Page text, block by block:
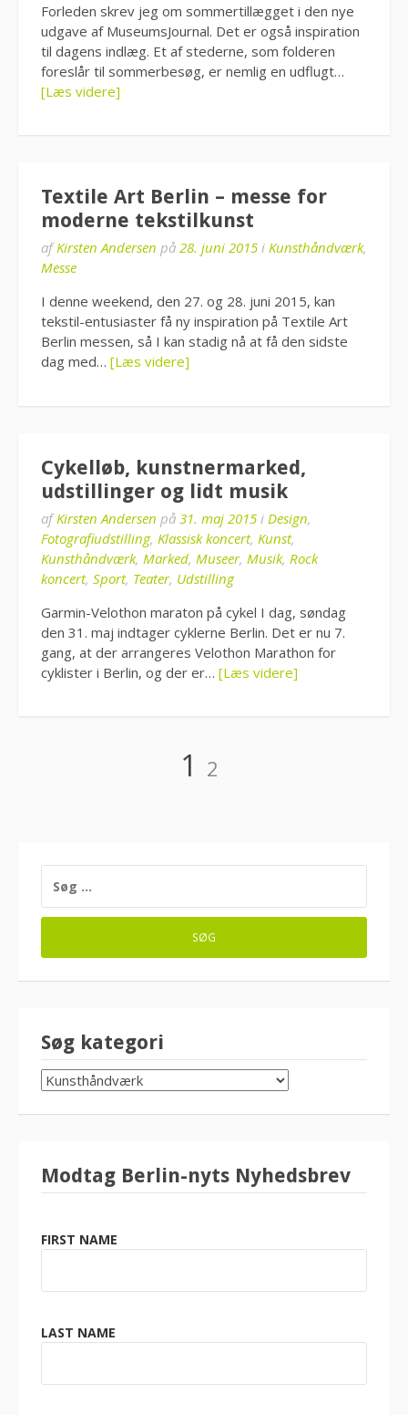
Forleden skrev jeg om sommertillægget i den nye
udgave af MuseumsJournal. Det er også inspiration
til dagens indlæg. Et af stederne, som folderen
foreslår til sommerbesøg, er nemlig en udflugt…
[Læs videre]
Textile Art Berlin – messe for
moderne tekstilkunst
afKirsten Andersen på 28. juni 2015 i Kunsthåndværk,
Messe
I denne weekend, den 27. og 28. juni 2015, kan
tekstil-entusiaster få ny inspiration på Textile Art
Berlin messen, så I kan stadig nå at få den sidste
dag med… [Læs videre]
Cykelløb, kunstnermarked,
udstillinger og lidt musik
afKirsten Andersen på 31. maj 2015 i Design,
Fotografiudstilling, Klassisk koncert, Kunst,
Kunsthåndværk, Marked, Museer, Musik, Rock
koncert, Sport, Teater, Udstilling
Garmin-Velothon maraton på cykel I dag, søndag
den 31. maj indtager cyklerne Berlin. Det er nu 7.
gang, at der arrangeres Velothon Marathon for
cyklister i Berlin, og der er… [Læs videre]
Indlægsinddeling
Side
1 Side
2
EFTER:
Søg kategori
SØG
KATEGORI
Modtag Berlin-nyts Nyhedsbrev
FIRST NAME
LAST NAME